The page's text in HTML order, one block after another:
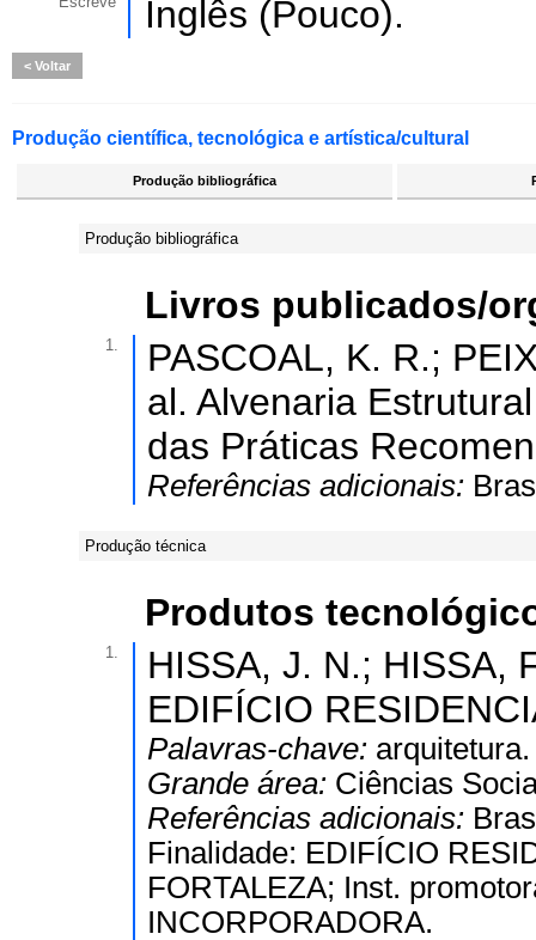
Inglês (Pouco).
Voltar
Produção científica, tecnológica e artística/cultural
Produção bibliográfica
Produção bibliográfica
Livros publicados/
1.
PASCOAL, K. R.;
al. Alvenaria
das Práticas
Referências adicionais:
Produção técnica
Produtos
1.
HISSA, J. N.; HISSA,
EDIFÍCIO
Palavras-chave: arquitetura.
Grande área: Ciências
Referências adicionais:
Finalidade: EDIFÍCIO
FORTALEZA; Inst.
INCORPORADORA.